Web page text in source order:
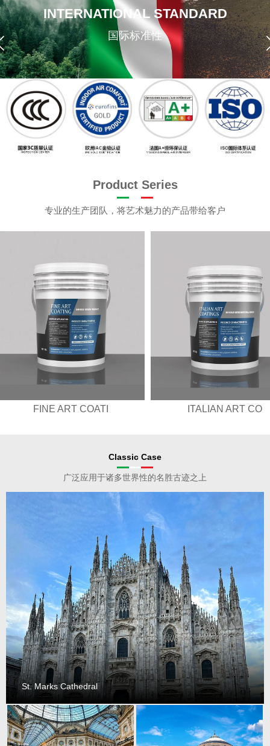
INTERNATIONAL STANDARD
国际标准性
Product Series
专业的生产团队，将艺术魅力的产品带给客户
ITALIAN ART CO ITALIAN ART CO
Classic Case
广泛应用于诸多世界性的名胜古迹之上
St. Marks Cathedral